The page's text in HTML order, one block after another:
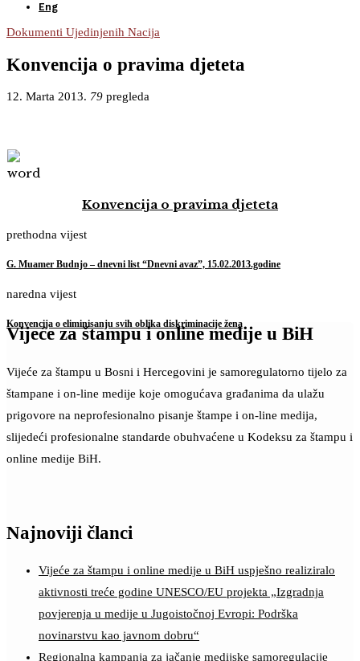
Eng
Dokumenti Ujedinjenih Nacija
Konvencija o pravima djeteta
12. Marta 2013. 79 pregleda
Konvencija o pravima djeteta
prethodna vijest
G. Muamer Budnjo – dnevni list “Dnevni avaz”, 15.02.2013.godine
naredna vijest
Konvencija o eliminisanju svih oblika diskriminacije žena
Vijeće za štampu i online medije u BiH
Vijeće za štampu u Bosni i Hercegovini je samoregulatorno tijelo za
štampane i on-line medije koje omogućava građanima da ulažu
prigovore na neprofesionalno pisanje štampe i on-line medija,
slijedeći profesionalne standarde obuhvaćene u Kodeksu za štampu i
online medije BiH.
Najnoviji članci
Vijeće za štampu i online medije u BiH uspješno realiziralo
aktivnosti treće godine UNESCO/EU projekta „Izgradnja
povjerenja u medije u Jugoistočnoj Evropi: Podrška
novinarstvu kao javnom dobru“
Regionalna kampanja za jačanje medijske samoregulacije